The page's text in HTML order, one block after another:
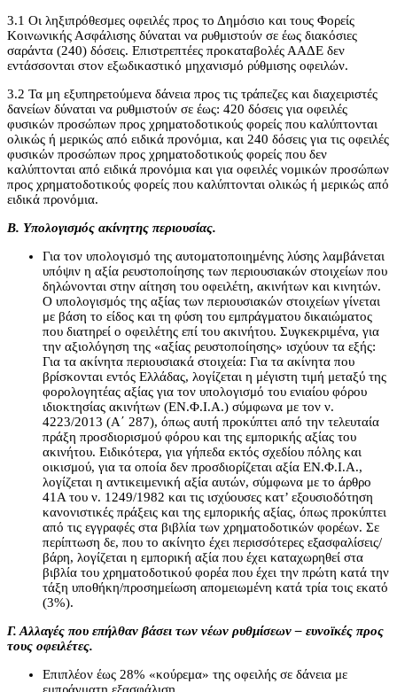
3.1 Οι ληξιπρόθεσμες οφειλές προς το Δημόσιο και τους Φορείς
Κοινωνικής Ασφάλισης δύναται να ρυθμιστούν σε έως διακόσιες
σαράντα (240) δόσεις. Επιστρεπτέες προκαταβολές ΑΑΔΕ δεν
εντάσσονται στον εξωδικαστικό μηχανισμό ρύθμισης οφειλών.
3.2 Τα μη εξυπηρετούμενα δάνεια προς τις τράπεζες και διαχειριστές
δανείων δύναται να ρυθμιστούν σε έως: 420 δόσεις για οφειλές
φυσικών προσώπων προς χρηματοδοτικούς φορείς που καλύπτονται
ολικώς ή μερικώς από ειδικά προνόμια, και 240 δόσεις για τις οφειλές
φυσικών προσώπων προς χρηματοδοτικούς φορείς που δεν
καλύπτονται από ειδικά προνόμια και για οφειλές νομικών προσώπων
προς χρηματοδοτικούς φορείς που καλύπτονται ολικώς ή μερικώς από
ειδικά προνόμια.
Β. Υπολογισμός ακίνητης περιουσίας.
Για τον υπολογισμό της αυτοματοποιημένης λύσης λαμβάνεται
υπόψιν η αξία ρευστοποίησης των περιουσιακών στοιχείων που
δηλώνονται στην αίτηση του οφειλέτη, ακινήτων και κινητών.
Ο υπολογισμός της αξίας των περιουσιακών στοιχείων γίνεται
με βάση το είδος και τη φύση του εμπράγματου δικαιώματος
που διατηρεί ο οφειλέτης επί του ακινήτου. Συγκεκριμένα, για
την αξιολόγηση της «αξίας ρευστοποίησης» ισχύουν τα εξής:
Για τα ακίνητα περιουσιακά στοιχεία: Για τα ακίνητα που
βρίσκονται εντός Ελλάδας, λογίζεται η μέγιστη τιμή μεταξύ της
φορολογητέας αξίας για τον υπολογισμό του ενιαίου φόρου
ιδιοκτησίας ακινήτων (ΕΝ.Φ.Ι.Α.) σύμφωνα με τον ν.
4223/2013 (Α΄ 287), όπως αυτή προκύπτει από την τελευταία
πράξη προσδιορισμού φόρου και της εμπορικής αξίας του
ακινήτου. Ειδικότερα, για γήπεδα εκτός σχεδίου πόλης και
οικισμού, για τα οποία δεν προσδιορίζεται αξία ΕΝ.Φ.Ι.Α.,
λογίζεται η αντικειμενική αξία αυτών, σύμφωνα με το άρθρο
41Α του ν. 1249/1982 και τις ισχύουσες κατ’ εξουσιοδότηση
κανονιστικές πράξεις και της εμπορικής αξίας, όπως προκύπτει
από τις εγγραφές στα βιβλία των χρηματοδοτικών φορέων. Σε
περίπτωση δε, που το ακίνητο έχει περισσότερες εξασφαλίσεις/
βάρη, λογίζεται η εμπορική αξία που έχει καταχωρηθεί στα
βιβλία του χρηματοδοτικού φορέα που έχει την πρώτη κατά την
τάξη υποθήκη/προσημείωση απομειωμένη κατά τρία τοις εκατό
(3%).
Γ. Αλλαγές που επήλθαν βάσει των νέων ρυθμίσεων – ευνοϊκές προς
τους οφειλέτες.
Επιπλέον έως 28% «κούρεμα» της οφειλής σε δάνεια με